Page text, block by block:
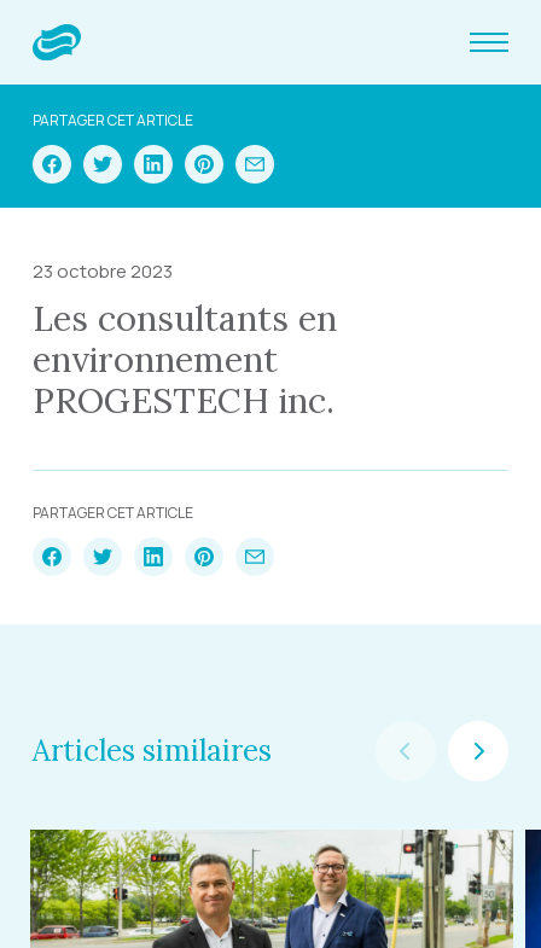
PARTAGER CET ARTICLE
23 octobre 2023
Les consultants en
environnement
PROGESTECH inc.
PARTAGER CET ARTICLE
Articles similaires